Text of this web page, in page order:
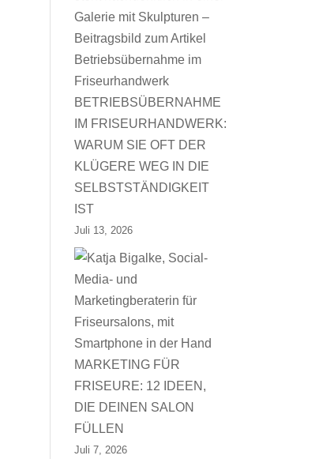
BETRIEBSÜBERNAHME
IM FRISEURHANDWERK:
WARUM SIE OFT DER
KLÜGERE WEG IN DIE
SELBSTSTÄNDIGKEIT
IST
Juli 13, 2026
MARKETING FÜR
FRISEURE: 12 IDEEN,
DIE DEINEN SALON
FÜLLEN
Juli 7, 2026